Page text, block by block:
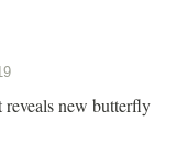
new butterfly